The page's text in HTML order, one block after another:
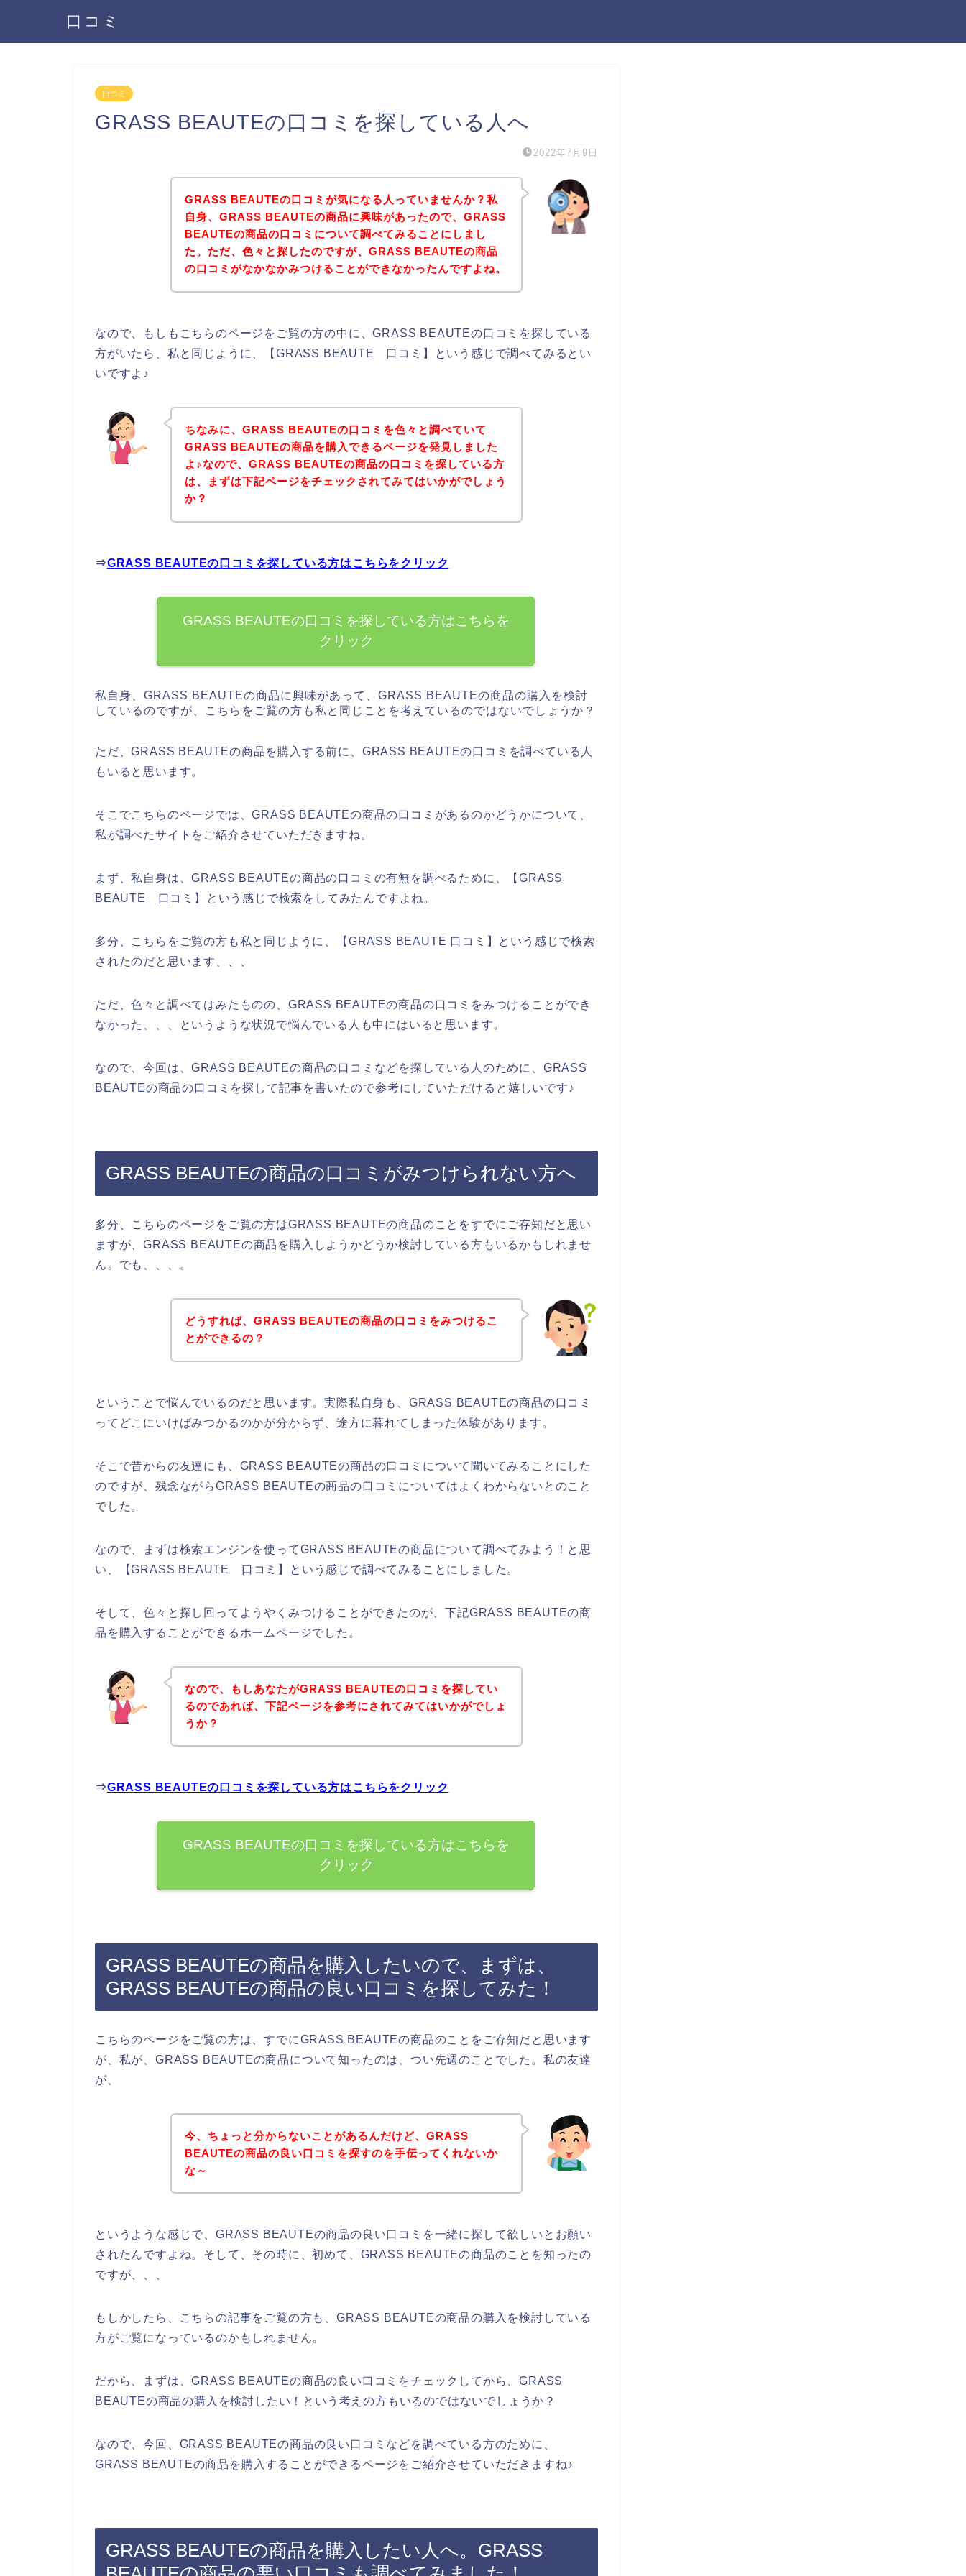
口コミ
口コミ
GRASS BEAUTEの口コミを探している人へ
2022年7月9日
GRASS BEAUTEの口コミが気になる人っていませんか？私
自身、GRASS BEAUTEの商品に興味があったので、GRASS
BEAUTEの商品の口コミについて調べてみることにしまし
た。ただ、色々と探したのですが、GRASS BEAUTEの商品
の口コミがなかなかみつけることができなかったんですよね。
なので、もしもこちらのページをご覧の方の中に、GRASS BEAUTEの口コミを探している
方がいたら、私と同じように、【GRASS BEAUTE 口コミ】という感じで調べてみるとい
いですよ♪
ちなみに、GRASS BEAUTEの口コミを色々と調べていて
GRASS BEAUTEの商品を購入できるページを発見しました
よ♪なので、GRASS BEAUTEの商品の口コミを探している方
は、まずは下記ページをチェックされてみてはいかがでしょう
か？
⇒GRASS BEAUTEの口コミを探している方はこちらをクリック
GRASS BEAUTEの口コミを探している方はこちらを
クリック
私自身、GRASS BEAUTEの商品に興味があって、GRASS BEAUTEの商品の購入を検討
しているのですが、こちらをご覧の方も私と同じことを考えているのではないでしょうか？
ただ、GRASS BEAUTEの商品を購入する前に、GRASS BEAUTEの口コミを調べている人
もいると思います。
そこでこちらのページでは、GRASS BEAUTEの商品の口コミがあるのかどうかについて、
私が調べたサイトをご紹介させていただきますね。
まず、私自身は、GRASS BEAUTEの商品の口コミの有無を調べるために、【GRASS
BEAUTE 口コミ】という感じで検索をしてみたんですよね。
多分、こちらをご覧の方も私と同じように、【GRASS BEAUTE 口コミ】という感じで検索
されたのだと思います、、、
ただ、色々と調べてはみたものの、GRASS BEAUTEの商品の口コミをみつけることができ
なかった、、、というような状況で悩んでいる人も中にはいると思います。
なので、今回は、GRASS BEAUTEの商品の口コミなどを探している人のために、GRASS
BEAUTEの商品の口コミを探して記事を書いたので参考にしていただけると嬉しいです♪
GRASS BEAUTEの商品の口コミがみつけられない方へ
多分、こちらのページをご覧の方はGRASS BEAUTEの商品のことをすでにご存知だと思い
ますが、GRASS BEAUTEの商品を購入しようかどうか検討している方もいるかもしれませ
ん。でも、、、。
どうすれば、GRASS BEAUTEの商品の口コミをみつけるこ
とができるの？
ということで悩んでいるのだと思います。実際私自身も、GRASS BEAUTEの商品の口コミ
ってどこにいけばみつかるのかが分からず、途方に暮れてしまった体験があります。
そこで昔からの友達にも、GRASS BEAUTEの商品の口コミについて聞いてみることにした
のですが、残念ながらGRASS BEAUTEの商品の口コミについてはよくわからないとのこと
でした。
なので、まずは検索エンジンを使ってGRASS BEAUTEの商品について調べてみよう！と思
い、【GRASS BEAUTE 口コミ】という感じで調べてみることにしました。
そして、色々と探し回ってようやくみつけることができたのが、下記GRASS BEAUTEの商
品を購入することができるホームページでした。
なので、もしあなたがGRASS BEAUTEの口コミを探してい
るのであれば、下記ページを参考にされてみてはいかがでしょ
うか？
⇒GRASS BEAUTEの口コミを探している方はこちらをクリック
GRASS BEAUTEの口コミを探している方はこちらを
クリック
GRASS BEAUTEの商品を購入したいので、まずは、
GRASS BEAUTEの商品の良い口コミを探してみた！
こちらのページをご覧の方は、すでにGRASS BEAUTEの商品のことをご存知だと思います
が、私が、GRASS BEAUTEの商品について知ったのは、つい先週のことでした。私の友達
が、
今、ちょっと分からないことがあるんだけど、GRASS
BEAUTEの商品の良い口コミを探すのを手伝ってくれないか
な～
というような感じで、GRASS BEAUTEの商品の良い口コミを一緒に探して欲しいとお願い
されたんですよね。そして、その時に、初めて、GRASS BEAUTEの商品のことを知ったの
ですが、、、
もしかしたら、こちらの記事をご覧の方も、GRASS BEAUTEの商品の購入を検討している
方がご覧になっているのかもしれません。
だから、まずは、GRASS BEAUTEの商品の良い口コミをチェックしてから、GRASS
BEAUTEの商品の購入を検討したい！という考えの方もいるのではないでしょうか？
なので、今回、GRASS BEAUTEの商品の良い口コミなどを調べている方のために、
GRASS BEAUTEの商品を購入することができるページをご紹介させていただきますね♪
GRASS BEAUTEの商品を購入したい人へ。GRASS